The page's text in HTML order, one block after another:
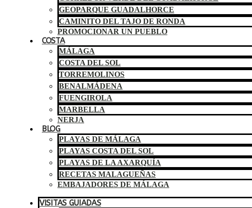
GEOPARQUE GUADALHORCE
CAMINITO DEL TAJO DE RONDA
PROMOCIONAR UN PUEBLO
COSTA
MÁLAGA
COSTA DEL SOL
TORREMOLINOS
BENALMÁDENA
FUENGIROLA
MARBELLA
NERJA
BLOG
PLAYAS DE MÁLAGA
PLAYAS COSTA DEL SOL
PLAYAS DE LA AXARQUÍA
RECETAS MALAGUEÑAS
EMBAJADORES DE MÁLAGA
VISITAS GUIADAS